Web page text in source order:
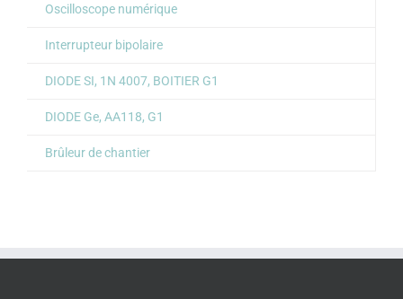
Oscilloscope numérique
Interrupteur bipolaire
DIODE SI, 1N 4007, BOITIER G1
DIODE Ge, AA118, G1
Brûleur de chantier